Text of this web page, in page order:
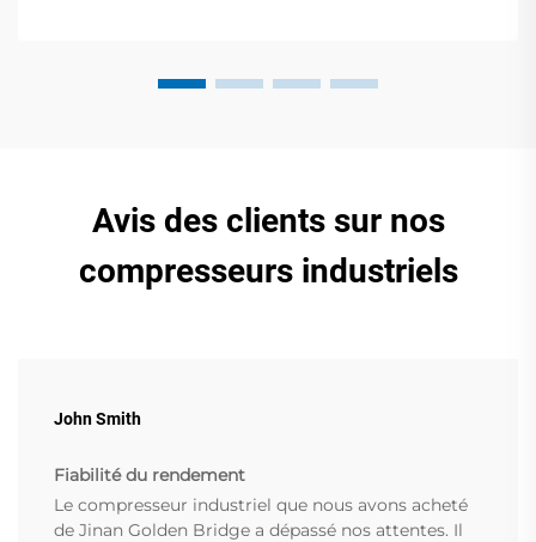
Avis des clients sur nos
compresseurs industriels
John Smith
Fiabilité du rendement
Le compresseur industriel que nous avons acheté
de Jinan Golden Bridge a dépassé nos attentes. Il